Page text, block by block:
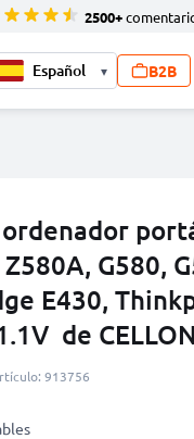
2500+
▾ B2B
G580,
E430,
de
913756